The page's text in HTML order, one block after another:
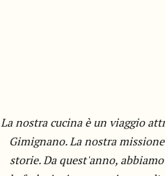
La nostra cucina è un viaggio
Gimignano. La nostra
storie. Da quest'anno,